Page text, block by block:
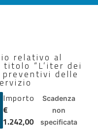
relativo al
“L’iter dei
delle
Importo
€
1.242,00
Scadenza
non
specificata